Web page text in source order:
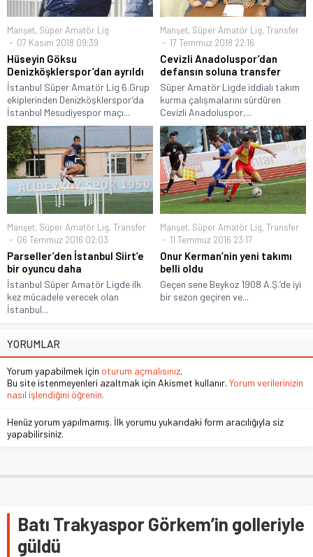
Manşet, Süper Amatör Lig
07 Kasım 2018 09:39
Hüseyin Göksu
Denizköşklerspor’dan ayrıldı
İstanbul Süper Amatör Lig 6.Grup
ekiplerinden Denizköşklerspor’da
İstanbul Mesudiyespor maçı...
Manşet, Süper Amatör Lig, Transfer
17 Temmuz 2018 22:16
Cevizli Anadoluspor’dan
defansın soluna transfer
Süper Amatör Ligde iddialı takım
kurma çalışmalarını sürdüren
Cevizli Anadoluspor,...
Manşet, Süper Amatör Lig, Transfer
06 Temmuz 2016 02:03
Parseller’den İstanbul Siirt’e
bir oyuncu daha
İstanbul Süper Amatör Ligde ilk
kez mücadele verecek olan
İstanbul...
Manşet, Süper Amatör Lig, Transfer
11 Temmuz 2016 23:17
Onur Kerman’nin yeni takımı
belli oldu
Geçen sene Beykoz 1908 A.Ş.’de iyi
bir sezon geçiren ve...
YORUMLAR
Yorum yapabilmek için oturum açmalısınız.
Bu site istenmeyenleri azaltmak için Akismet kullanır. Yorum verilerinizin
nasıl işlendiğini öğrenin.
Henüz yorum yapılmamış. İlk yorumu yukarıdaki form aracılığıyla siz
yapabilirsiniz.
Batı Trakyaspor Görkem’in golleriyle
güldü